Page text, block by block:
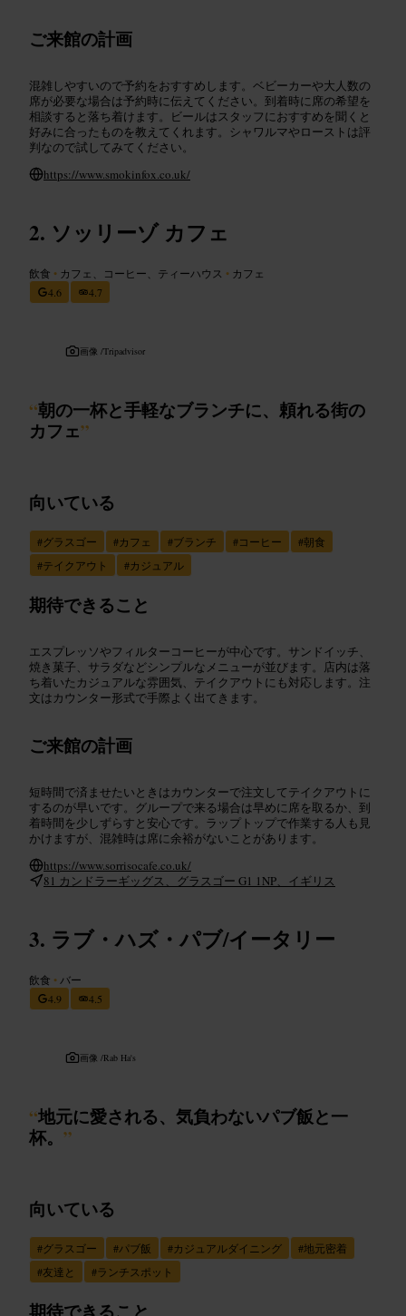
ご来館の計画
混雑しやすいので予約をおすすめします。ベビーカーや大人数の
席が必要な場合は予約時に伝えてください。到着時に席の希望を
相談すると落ち着けます。ビールはスタッフにおすすめを聞くと
好みに合ったものを教えてくれます。シャワルマやローストは評
判なので試してみてください。
https://www.smokinfox.co.uk/
ソッリーゾ カフェ
飲食 • カフェ、コーヒー、ティーハウス • カフェ
4.6
4.7
画像 /Tripadvisor
“朝の一杯と手軽なブランチに、頼れる街の
カフェ”
向いている
#グラスゴー #カフェ #ブランチ #コーヒー #朝食
#テイクアウト #カジュアル
期待できること
エスプレッソやフィルターコーヒーが中心です。サンドイッチ、
焼き菓子、サラダなどシンプルなメニューが並びます。店内は落
ち着いたカジュアルな雰囲気、テイクアウトにも対応します。注
文はカウンター形式で手際よく出てきます。
ご来館の計画
短時間で済ませたいときはカウンターで注文してテイクアウトに
するのが早いです。グループで来る場合は早めに席を取るか、到
着時間を少しずらすと安心です。ラップトップで作業する人も見
かけますが、混雑時は席に余裕がないことがあります。
https://www.sorrisocafe.co.uk/
81 カンドラーギッグス、グラスゴー G1 1NP、イギリス
ラブ・ハズ・パブ/イータリー
飲食 • バー
4.9
4.5
画像 /Rab Ha's
“地元に愛される、気負わないパブ飯と一
杯。 ”
向いている
#グラスゴー #パブ飯 #カジュアルダイニング #地元密着
#友達と #ランチスポット
期待できること